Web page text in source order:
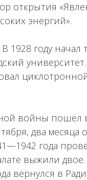
открытия
энергий».
1928 году
войны пошёл
два месяца
года
выжили
вернулся в